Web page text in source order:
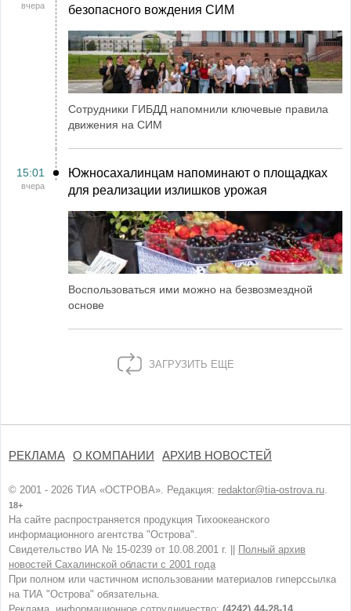
вчера
безопасного вождения СИМ
Сотрудники ГИБДД напомнили ключевые правила
движения на СИМ
15:01
вчера
Южносахалинцам напоминают о площадках
для реализации излишков урожая
Воспользоваться ими можно на безвозмездной
основе
ЗАГРУЗИТЬ ЕЩЕ
РЕКЛАМА О КОМПАНИИ АРХИВ НОВОСТЕЙ
© 2001 - 2026 ТИА «ОСТРОВА». Редакция: redaktor@tia-ostrova.ru.
18+
На сайте распространяется продукция Тихоокеанского
информационного агентства "Острова".
Свидетельство ИА № 15-0239 от 10.08.2001 г. ||
Полный архив
новостей Сахалинской области с 2001 года
При полном или частичном использовании материалов гиперссылка
на ТИА "Острова" обязательна.